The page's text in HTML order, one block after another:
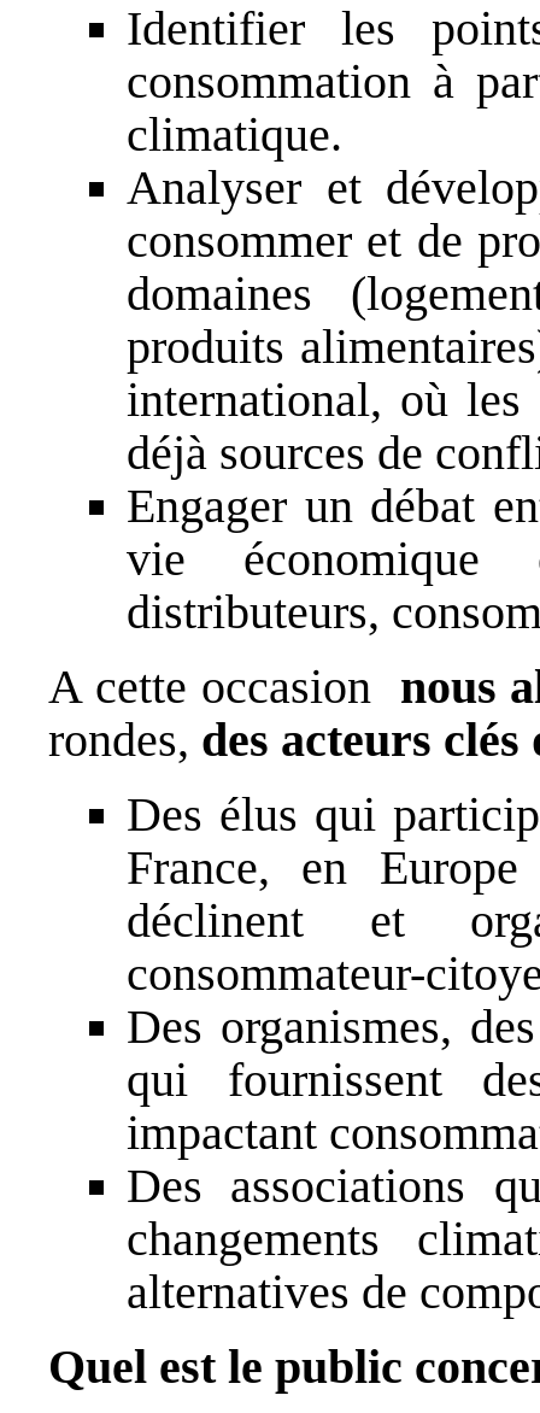
Identifier les
consommation à
climatique.
Analyser et
consommer et de
domaines
produits
international, où les
déjà sources de
Engager un débat
vie économique
distributeurs,
A cette occasion nous
rondes, des acteurs clés
Des élus qui
France, en
déclinent et
consommateur-
Des organismes,
qui fournissent
impactant
Des associations
changements
alternatives de
Quel est le public